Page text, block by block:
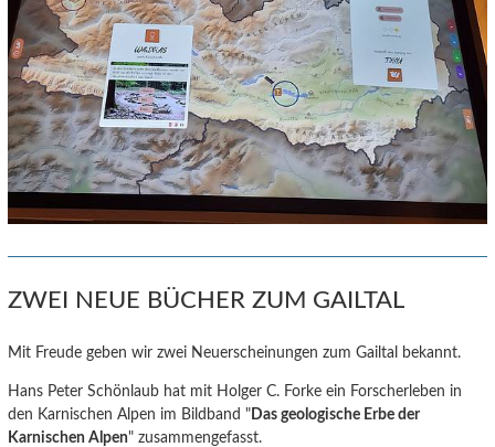
ZWEI NEUE BÜCHER ZUM GAILTAL
Mit Freude geben wir zwei Neuerscheinungen zum Gailtal bekannt.
Hans Peter Schönlaub hat mit Holger C. Forke ein Forscherleben in
den Karnischen Alpen im Bildband " Das geologische Erbe der
Karnischen Alpen" zusammengefasst.